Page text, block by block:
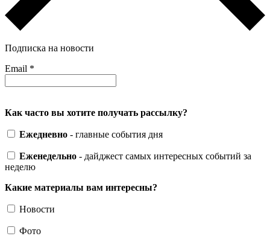
Подписка на новости
Email *
Как часто вы хотите получать рассылку?
Ежедневно - главные события дня
Еженедельно - дайджест самых интересных событий за
неделю
Какие материалы вам интересны?
Новости
Фото